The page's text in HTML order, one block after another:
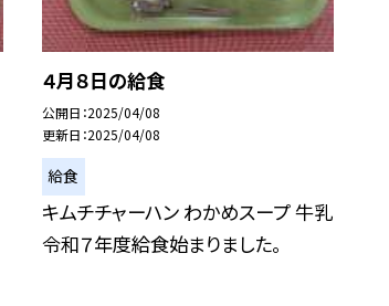
４月８日の給食
公開日 2025/04/08
更新日 2025/04/08
給食
キムチチャーハン わかめスープ 牛乳
令和７年度給食始まりました。